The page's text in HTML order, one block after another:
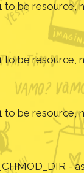
to be resource,
to be resource,
be resource,
-